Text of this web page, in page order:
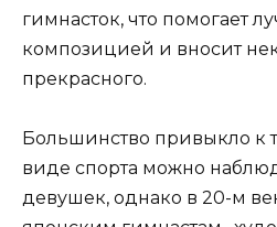
гимнасток, что помогает
композицией и вносит
прекрасного.
Большинство привыкло к
виде спорта можно
девушек, однако в 20-м